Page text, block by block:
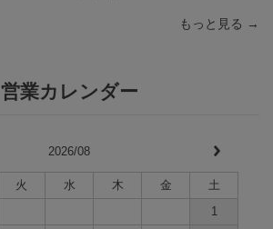
もっと見る →
営業カレンダー
2026/08
火 水 木 金
土
1